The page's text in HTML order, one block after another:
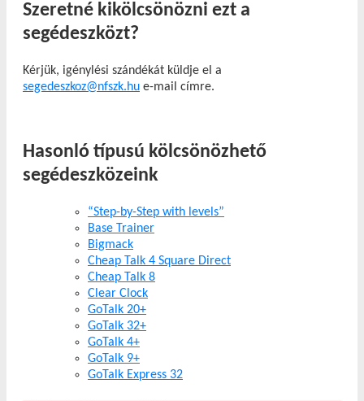
Szeretné kikölcsönözni ezt a
segédeszközt?
Kérjük, igénylési szándékát küldje el a
segedeszkoz@nfszk.hu e-mail címre.
Hasonló típusú kölcsönözhető
segédeszközeink
“Step-by-Step with levels”
Base Trainer
Bigmack
Cheap Talk 4 Square Direct
Cheap Talk 8
Clear Clock
GoTalk 20+
GoTalk 32+
GoTalk 4+
GoTalk 9+
GoTalk Express 32